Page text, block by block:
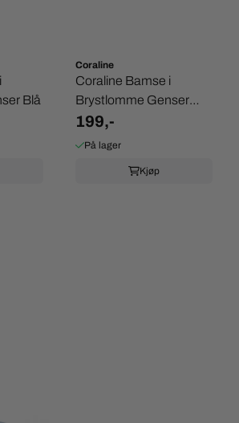
Blå
Coraline
Coraline Bamse i
Brystlomme Genser
Hvit
199,-
På lager
Kjøp